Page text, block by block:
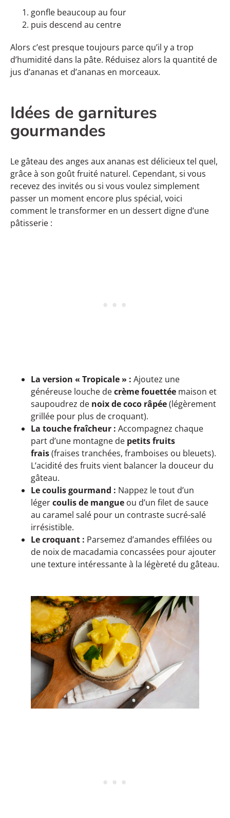
gonfle beaucoup au four
puis descend au centre
Alors c’est presque toujours parce qu’il y a trop
d’humidité dans la pâte. Réduisez alors la quantité de
jus d’ananas et d’ananas en morceaux.
Idées de garnitures
gourmandes
Le gâteau des anges aux ananas est délicieux tel quel,
grâce à son goût fruité naturel. Cependant, si vous
recevez des invités ou si vous voulez simplement
passer un moment encore plus spécial, voici
comment le transformer en un dessert digne d’une
pâtisserie :
La version « Tropicale » : Ajoutez une
généreuse louche decrème fouettée maison et
saupoudrez de noix de coco râpée(légèrement
grillée pour plus de croquant).
La touche fraîcheur : Accompagnez chaque
part d’une montagne de petits fruits
frais(fraises tranchées, framboises ou bleuets).
L’acidité des fruits vient balancer la douceur du
gâteau.
Le coulis gourmand : Nappez le tout d’un
légercoulis de mangue ou d’un filet de sauce
au caramel salé pour un contraste sucré-salé
irrésistible.
Le croquant : Parsemez d’amandes effilées ou
de noix de macadamia concassées pour ajouter
une texture intéressante à la légèreté du gâteau.